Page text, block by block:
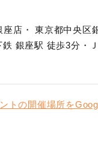
座店・ 東京都中央区
銀座駅 徒歩3分・
トの開催場所を